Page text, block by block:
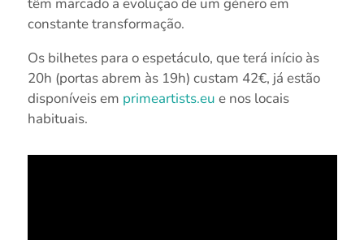
têm marcado a evolução de um género em
constante transformação.
Os bilhetes para o espetáculo, que terá início às
20h (portas abrem às 19h) custam 42€, já estão
disponíveis em primeartists.eu e nos locais
habituais.